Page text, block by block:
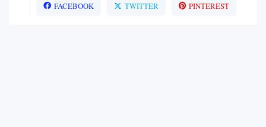
FACEBOOK
TWITTER PINTEREST